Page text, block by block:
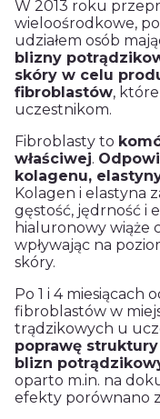
W 2013 roku
wieloośrodkowe,
udziałem osób
blizny
skóry w celu
fibroblastów,
uczestnikom.
Fibroblasty to
właściwej.
kolagenu,
Kolagen i elastyna
gęstość, jędrność i
hialuronowy wiąże
wpływając na
skóry.
Po 1 i 4 miesiącach
fibroblastów w
trądzikowych u
poprawę
blizn
oparto m.in. na
efekty porównano